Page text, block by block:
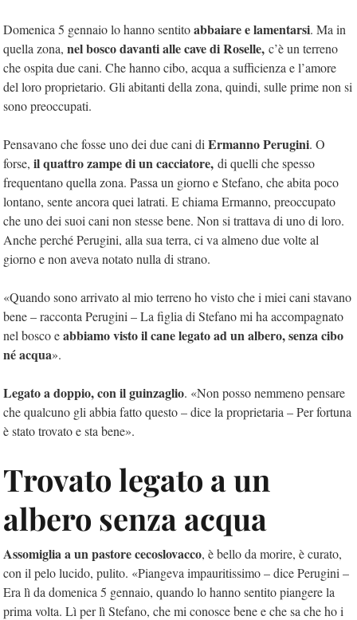
Domenica 5 gennaio lo hanno sentitoabbaiare e lamentarsi. Ma in
quella zona, nel bosco davanti alle cave di Roselle, c’è un terreno
che ospita due cani. Che hanno cibo, acqua a sufficienza e l’amore
del loro proprietario. Gli abitanti della zona, quindi, sulle prime non si
sono preoccupati.
Pensavano che fosse uno dei due cani di Ermanno Perugini. O
forse, il quattro zampe di un cacciatore, di quelli che spesso
frequentano quella zona. Passa un giorno e Stefano, che abita poco
lontano, sente ancora quei latrati. E chiama Ermanno, preoccupato
che uno dei suoi cani non stesse bene. Non si trattava di uno di loro.
Anche perché Perugini, alla sua terra, ci va almeno due volte al
giorno e non aveva notato nulla di strano.
«Quando sono arrivato al mio terreno ho visto che i miei cani stavano
bene – racconta Perugini – La figlia di Stefano mi ha accompagnato
nel bosco eabbiamo visto il cane legato ad un albero, senza cibo
né acqua».
Legato a doppio, con il guinzaglio. «Non posso nemmeno pensare
che qualcuno gli abbia fatto questo – dice la proprietaria – Per fortuna
è stato trovato e sta bene».
Trovato legato a un
albero senza acqua
Assomiglia a un pastore cecoslovacco, è bello da morire, è curato,
con il pelo lucido, pulito. «Piangeva impauritissimo – dice Perugini –
Era lì da domenica 5 gennaio, quando lo hanno sentito piangere la
prima volta. Lì per lì Stefano, che mi conosce bene e che sa che ho i